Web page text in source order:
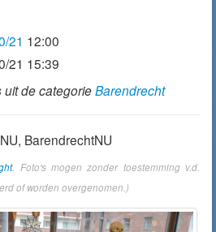
21 12:00
21 15:39
uit de categorieBarendrecht
BarendrechtNU
. Foto's mogen zonder toestemming v.d.
of worden overgenomen.)